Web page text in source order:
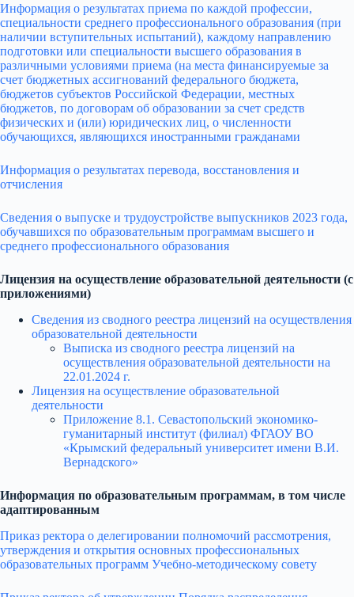
Информация о результатах приема по каждой профессии,
специальности среднего профессионального образования (при
наличии вступительных испытаний), каждому направлению
подготовки или специальности высшего образования в
различными условиями приема (на места финансируемые за
счет бюджетных ассигнований федерального бюджета,
бюджетов субъектов Российской Федерации, местных
бюджетов, по договорам об образовании за счет средств
физических и (или) юридических лиц, о численности
обучающихся, являющихся иностранными гражданами
Информация о результатах перевода, восстановления и
отчисления
Сведения о выпуске и трудоустройстве выпускников 2023 года,
обучавшихся по образовательным программам высшего и
среднего профессионального образования
Лицензия на осуществление образовательной деятельности (с
приложениями)
Сведения из сводного реестра лицензий на осуществления
образовательной деятельности
Выписка из сводного реестра лицензий на
осуществления образовательной деятельности на
22.01.2024 г.
Лицензия на осуществление образовательной
деятельности
Приложение 8.1. Севастопольский экономико-
гуманитарный институт (филиал) ФГАОУ ВО
«Крымский федеральный университет имени В.И.
Вернадского»
Информация по образовательным программам, в том числе
адаптированным
Приказ ректора о делегировании полномочий рассмотрения,
утверждения и открытия основных профессиональных
образовательных программ Учебно-методическому совету